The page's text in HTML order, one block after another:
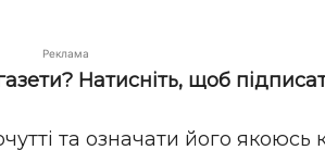
Реклама
Натисніть, щоб
та означати його